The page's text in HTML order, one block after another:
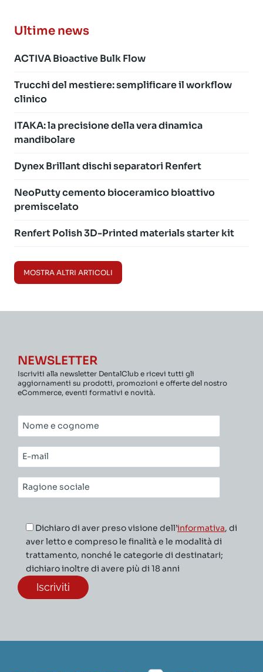
Ultime news
ACTIVA Bioactive Bulk Flow
Trucchi del mestiere: semplificare il workflow
clinico
ITAKA: la precisione della vera dinamica
mandibolare
Dynex Brillant dischi separatori Renfert
NeoPutty cemento bioceramico bioattivo
premiscelato
Renfert Polish 3D-Printed materials starter kit
MOSTRA ALTRI ARTICOLI
NEWSLETTER
Iscriviti alla newsletter DentalClub e ricevi tutti gli
aggiornamenti su prodotti, promozioni e offerte del nostro
eCommerce, eventi formativi e novità.
Nome
e
cognome*
E-
mail*
Ragione
sociale*
Dichiaro di aver preso visione dell’informativa, di
aver letto e compreso le finalità e le modalità di
trattamento, nonché le categorie di destinatari;
dichiaro inoltre di avere più di 18 anni